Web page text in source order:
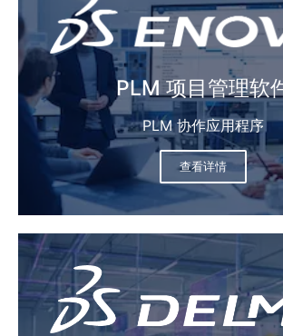
PLM 项目管理软
PLM 协作应用程序
查看详情